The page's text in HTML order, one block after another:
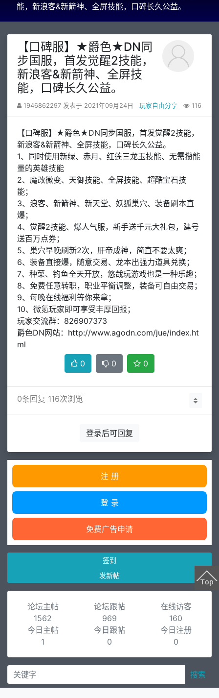
能，新浪客&新箭神、全屏技能，口碑长久公益。
【口碑服】★爵色★DN同
步国服，首发觉醒2技能，
新浪客&新箭神、全屏技
能，口碑长久公益。
1946862297 发表于 2021年09月24日 玩家自由分享 116
【口碑服】★爵色★DN同步国服，首发觉醒2技能，
新浪客&新箭神、全屏技能，口碑长久公益。
1、同时使用新绿、赤月、红莲三龙玉技能、无需攒能
量的英雄技能
2、魔改微变、天御技能、全屏技能、超酷宝石技
能；
3、浪客、新箭神、新天堂、妖狐巢穴、装备刷本直
爆；
4、觉醒2技能、爆人气服，新手送千元大礼包，建号
送百万点券；
5、巢穴早晚刷新2次，肝帝成神，简直不要太爽；
6、装备直接爆，随意交易、龙本出强力道具兑换；
7、种菜、钓鱼全天开放，悠哉玩游戏也是一种乐趣；
8、免费任意转职，职业平衡调整，装备可自由交易；
9、每晚在线福利等你来拿；
10、微氪玩家即可享受丰厚回报；
玩家交流群：826907373
爵色DN网站：http://www.agodn.com/jue/index.ht
ml
0
0 0
0条回复 116次浏览
登录后可回复
注 册
登 录
免费广告申请
签到
发新帖
论坛主帖
1562
论坛跟帖
969
在线访客
160
今日主帖
1
今日跟帖
0
今日注册
0
搜索